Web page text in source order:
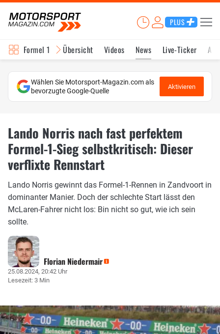
PLUS
Formel 1 Übersicht Videos News Live-Ticker
Wählen Sie Motorsport-Magazin.com als
bevorzugte Google-Quelle
Aktivieren
Lando Norris nach fast perfektem
Formel-1-Sieg selbstkritisch: Dieser
verflixte Rennstart
Lando Norris gewinnt das Formel-1-Rennen in Zandvoort in
dominanter Manier. Doch der schlechte Start lässt den
McLaren-Fahrer nicht los: Bin nicht so gut, wie ich sein
sollte.
Florian Niedermair
25.08.2024, 20:42 Uhr
Lesezeit: 3 Min